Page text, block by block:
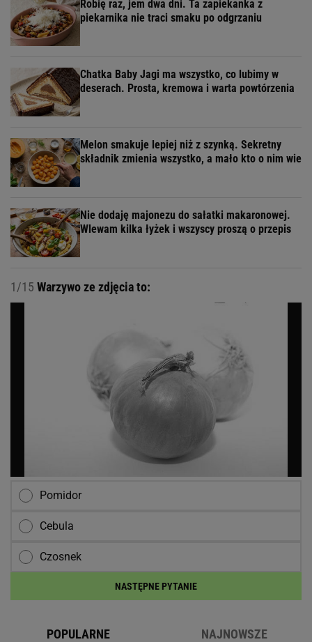
Robię raz, jem dwa dni. Ta zapiekanka z
piekarnika nie traci smaku po odgrzaniu
Chatka Baby Jagi ma wszystko, co lubimy w
deserach. Prosta, kremowa i warta powtórzenia
Melon smakuje lepiej niż z szynką. Sekretny
składnik zmienia wszystko, a mało kto o nim wie
Nie dodaję majonezu do sałatki makaronowej.
Wlewam kilka łyżek i wszyscy proszą o przepis
1/15 Warzywo ze zdjęcia to:
Pomidor
Cebula
Czosnek
NASTĘPNE PYTANIE
POPULARNE NAJNOWSZE